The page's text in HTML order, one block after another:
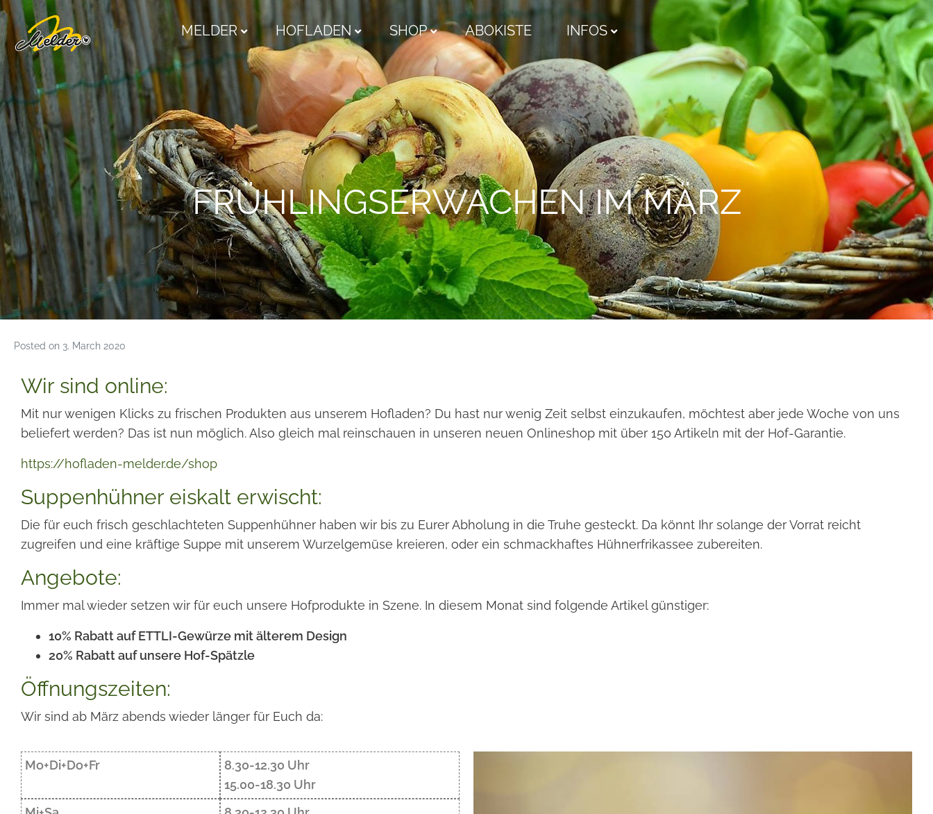
MELDER HOFLADEN SHOP ABOKISTE INFOS
FRÜHLINGSERWACHEN IM MÄRZ
Posted on 3. March 2020
Wir sind online:
Mit nur wenigen Klicks zu frischen Produkten aus unserem Hofladen? Du hast nur wenig Zeit selbst einzukaufen, möchtest aber jede Woche von uns
beliefert werden? Das ist nun möglich. Also gleich mal reinschauen in unseren neuen Onlineshop mit über 150 Artikeln mit der Hof-Garantie.
https://hofladen-melder.de/shop
Suppenhühner eiskalt erwischt:
Die für euch frisch geschlachteten Suppenhühner haben wir bis zu Eurer Abholung in die Truhe gesteckt. Da könnt Ihr solange der Vorrat reicht
zugreifen und eine kräftige Suppe mit unserem Wurzelgemüse kreieren, oder ein schmackhaftes Hühnerfrikassee zubereiten.
Angebote:
Immer mal wieder setzen wir für euch unsere Hofprodukte in Szene. In diesem Monat sind folgende Artikel günstiger:
10% Rabatt auf ETTLI-Gewürze mit älterem Design
20% Rabatt auf unsere Hof-Spätzle
Öffnungszeiten:
Wir sind ab März abends wieder länger für Euch da:
Mo+Di+Do+Fr
8.30-12.30 Uhr
15.00-18.30 Uhr